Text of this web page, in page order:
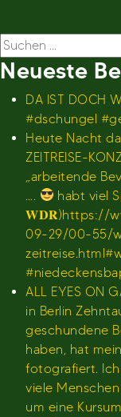
Suchen
nach:
Neueste
DA IST DOCH
#dschungel
Heute Nacht
ZEITREISE-
„arbeitende
….
habt viel
𝐖𝐃𝐑)https://
09-29/00-55/
ALL EYES ON
in Berlin
geschundene
haben, hat
fotografiert. Ich
viele
um eine